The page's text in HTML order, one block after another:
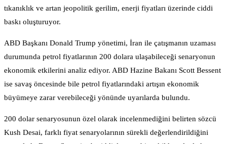
tıkanıklık ve artan jeopolitik gerilim, enerji fiyatları üzerinde ciddi
baskı oluşturuyor.
ABD Başkanı Donald Trump yönetimi, İran ile çatışmanın uzaması
durumunda petrol fiyatlarının 200 dolara ulaşabileceği senaryonun
ekonomik etkilerini analiz ediyor. ABD Hazine Bakanı Scott Bessent
ise savaş öncesinde bile petrol fiyatlarındaki artışın ekonomik
büyümeye zarar verebileceği yönünde uyarılarda bulundu.
200 dolar senaryosunun özel olarak incelenmediğini belirten sözcü
Kush Desai, farklı fiyat senaryolarının sürekli değerlendirildiğini